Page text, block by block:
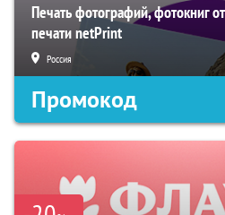
Печать фотографий, фотокниг
печати netPrint
Россия
Промокод